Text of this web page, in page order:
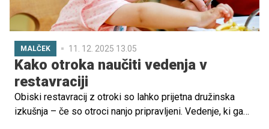
MALČEK 11. 12. 2025 13.05
Kako otroka naučiti vedenja v
restavraciji
Obiski restavracij z otroki so lahko prijetna družinska
izkušnja – če so otroci nanjo pripravljeni. Vedenje, ki ga